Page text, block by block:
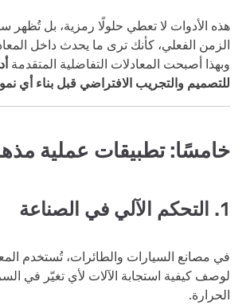
هذه الأدوات لا تعطي حلولًا رمزية، بل تُظهر
الزمن الفعلي، كأنك ترى ما يحدث داخل
وبهذا أصبحت المعادلات التفاضلية المتقدمة
للتصميم والتجريب الافتراضي قبل بناء أي
خامسًا: تطبيقات عملية
1. التحكم الآلي في الصناعة
في مصانع السيارات والطائرات، تُستخدم
لوصف كيفية استجابة الآلات لأي تغيّر في
الحرارة.